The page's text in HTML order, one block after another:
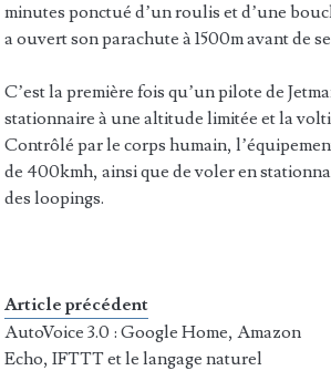
minutes ponctué d’un roulis et d’une
a ouvert son parachute à 1500m avant de
C’est la première fois qu’un pilote de
stationnaire à une altitude limitée et la
Contrôlé par le corps humain,
de 400kmh, ainsi que de voler en
des loopings.
Article précédent
AutoVoice 3.0 : Google Home, Amazon
Echo, IFTTT et le langage naturel